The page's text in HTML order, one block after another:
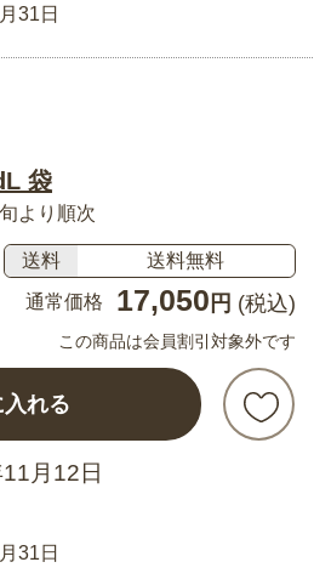
31日
袋
より順次
送料
送料無料
通常価格
17,050 円 (税込)
この商品は会員割引対象外です
れる
月12日
31日